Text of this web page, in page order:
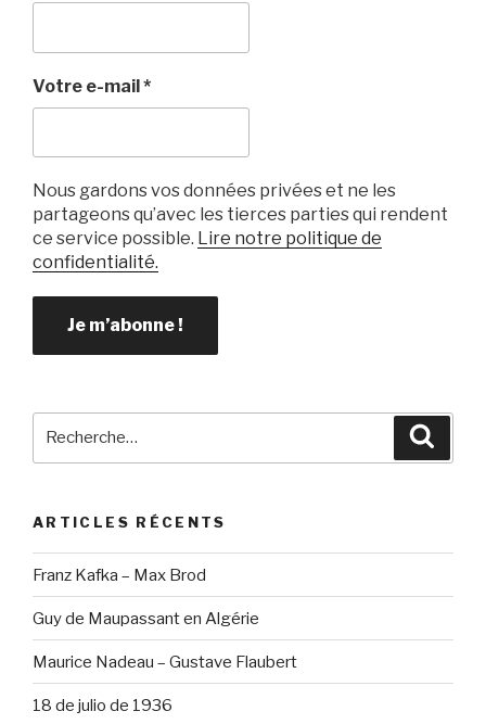
Votre e-mail*
Nous gardons vos données privées et ne les
partageons qu’avec les tierces parties qui rendent
ce service possible. Lire notre politique de
confidentialité.
ARTICLES RÉCENTS
Franz Kafka – Max Brod
Guy de Maupassant en Algérie
Maurice Nadeau – Gustave Flaubert
18 de julio de 1936